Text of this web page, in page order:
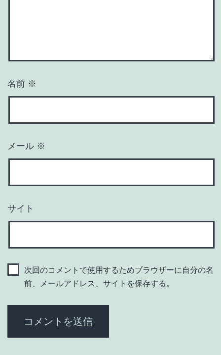
名前 ※
メール ※
サイト
次回のコメントで使用するためブラウザーに自分の名
前、メールアドレス、サイトを保存する。